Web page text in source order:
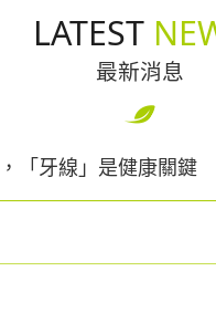
LATEST
最新消息
「牙線」是健康關鍵